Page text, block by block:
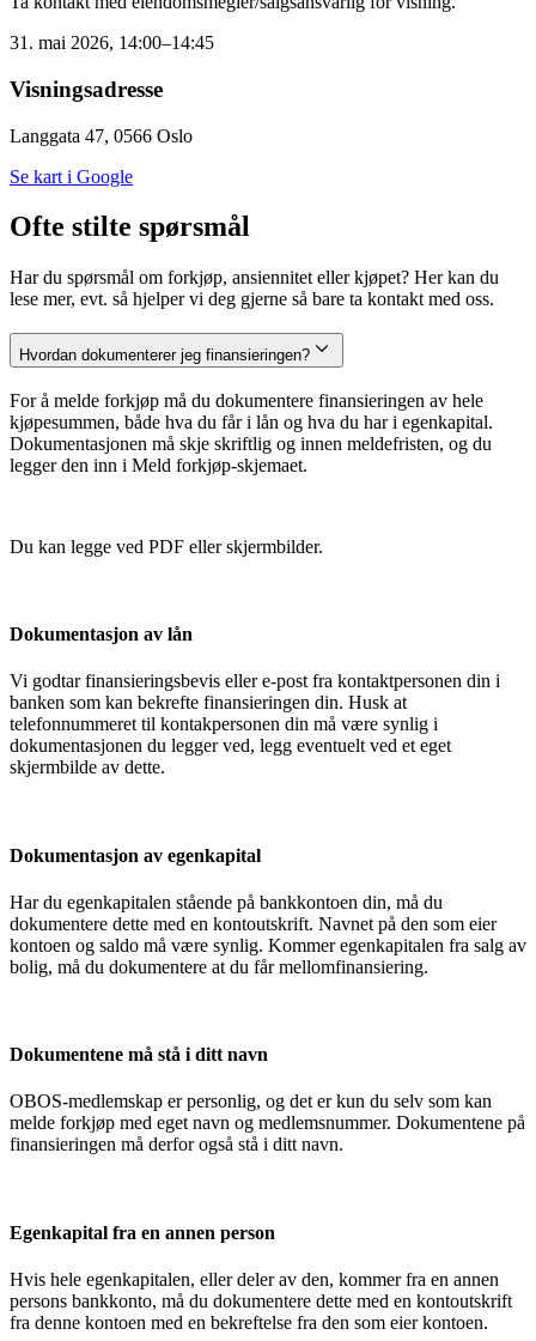
31. mai 2026, 14:00–14:45
Visningsadresse
Langgata 47, 0566 Oslo
Se kart i Google
Ofte stilte spørsmål
Har du spørsmål om forkjøp, ansiennitet eller kjøpet? Her kan du
lese mer, evt. så hjelper vi deg gjerne så bare ta kontakt med oss.
Hvordan dokumenterer jeg finansieringen?
For å melde forkjøp må du dokumentere finansieringen av hele
kjøpesummen, både hva du får i lån og hva du har i egenkapital.
Dokumentasjonen må skje skriftlig og innen meldefristen, og du
legger den inn i Meld forkjøp-skjemaet.
Du kan legge ved PDF eller skjermbilder.
Dokumentasjon av lån
Vi godtar finansieringsbevis eller e-post fra kontaktpersonen din i
banken som kan bekrefte finansieringen din. Husk at
telefonnummeret til kontakpersonen din må være synlig i
dokumentasjonen du legger ved, legg eventuelt ved et eget
skjermbilde av dette.
Dokumentasjon av egenkapital
Har du egenkapitalen stående på bankkontoen din, må du
dokumentere dette med en kontoutskrift. Navnet på den som eier
kontoen og saldo må være synlig. Kommer egenkapitalen fra salg av
bolig, må du dokumentere at du får mellomfinansiering.
Dokumentene må stå i ditt navn
OBOS-medlemskap er personlig, og det er kun du selv som kan
melde forkjøp med eget navn og medlemsnummer. Dokumentene på
finansieringen må derfor også stå i ditt navn.
Egenkapital fra en annen person
Hvis hele egenkapitalen, eller deler av den, kommer fra en annen
persons bankkonto, må du dokumentere dette med en kontoutskrift
fra denne kontoen med en bekreftelse fra den som eier kontoen.